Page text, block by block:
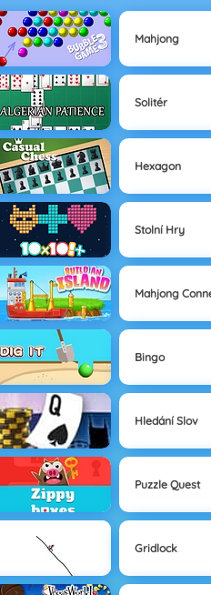
Mahjong
Solitér
Hexagon
Stolní Hry
Mahjong
Bingo
Hledání Slov
Puzzle Quest
Gridlock